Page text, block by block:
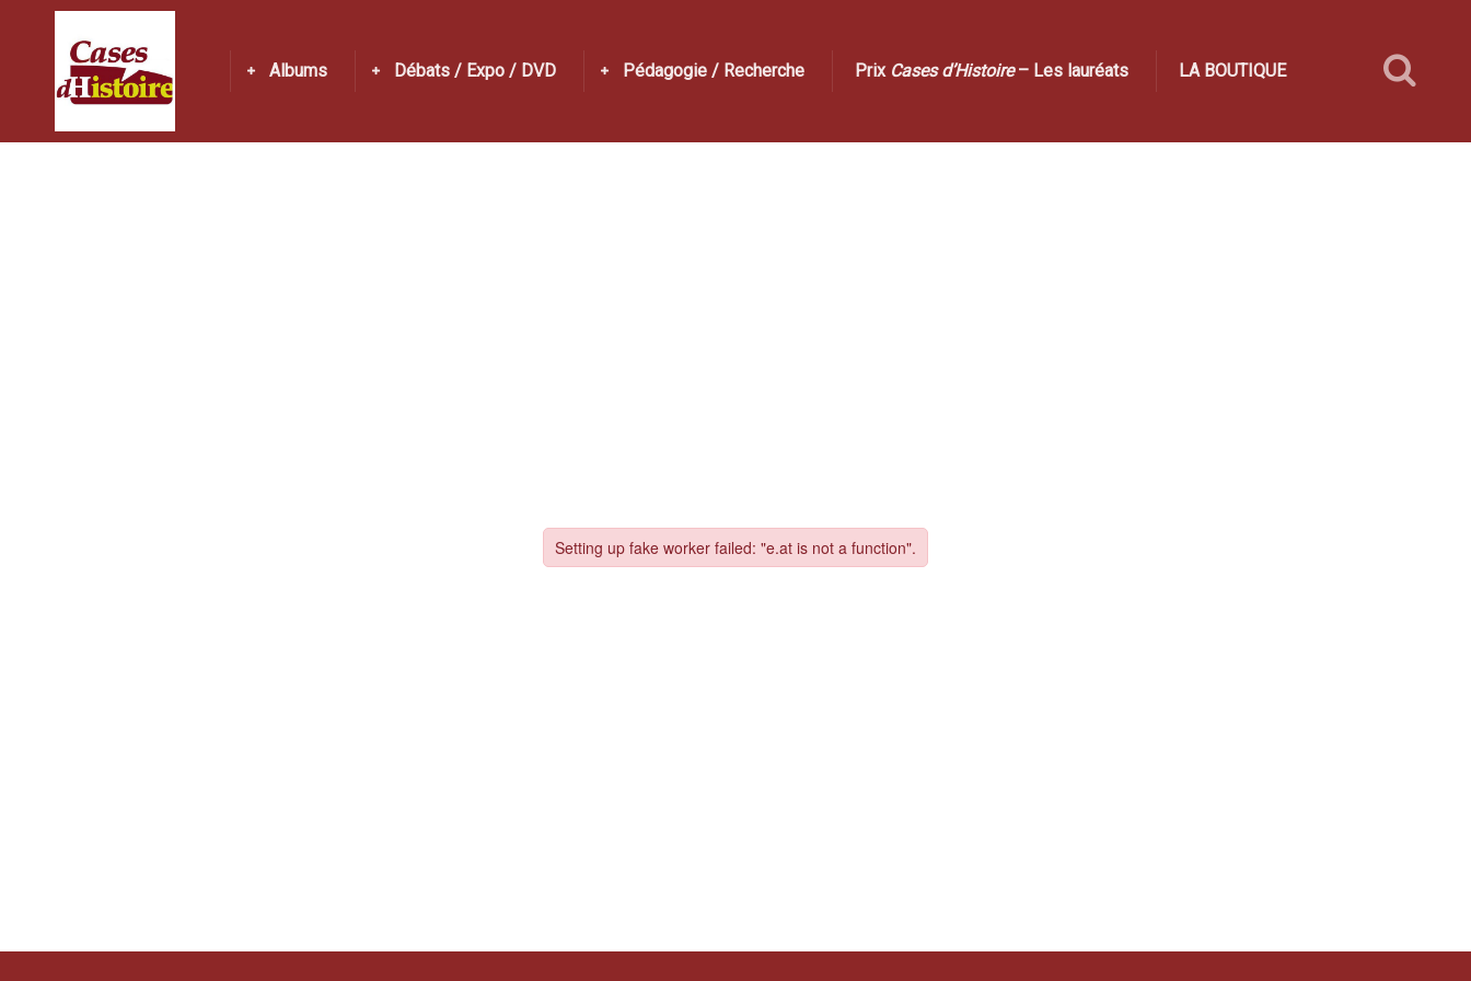
Albums Débats / Expo / DVD Pédagogie / Recherche Prix Cases d’Histoire– Les lauréats LA BOUTIQUE